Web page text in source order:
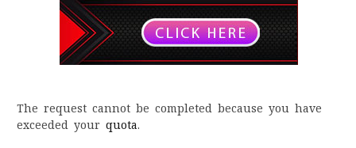
The request cannot be completed because you have
exceeded your quota.